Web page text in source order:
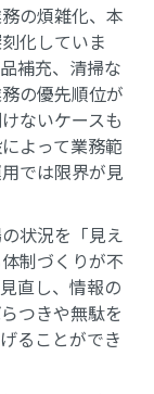
の煩雑化、本
化していま
補充、清掃な
の優先順位が
ないケースも
よって業務範
では限界が見
状況を「見え
制づくりが不
直し、情報の
つきや無駄を
ることができ